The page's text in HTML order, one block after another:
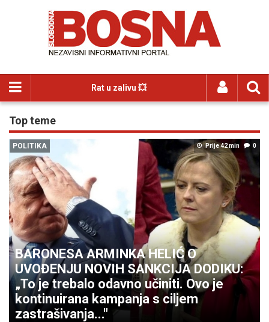
Rat u zalivu 💥
Top teme
POLITIKA
BARONESA ARMINKA HELIĆ O
UVOĐENJU NOVIH SANKCIJA DODIKU:
„To je trebalo odavno učiniti. Ovo je
kontinuirana kampanja s ciljem
zastrašivanja..."
Prije 42 min 0